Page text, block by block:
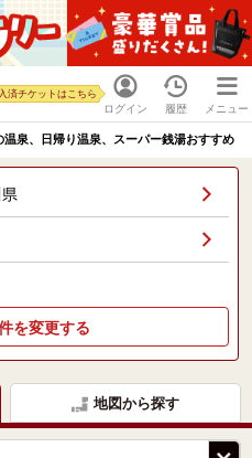
ログイン
済チケットはこちら
履歴 メニュー
泉、日帰り温泉、スーパー銭湯おすすめ
を変更する
地図から探す